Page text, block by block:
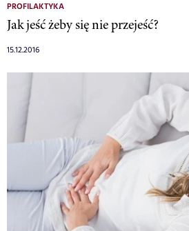
PROFILAKTYKA
Jak jeść żeby się nie przejeść?
15.12.2016